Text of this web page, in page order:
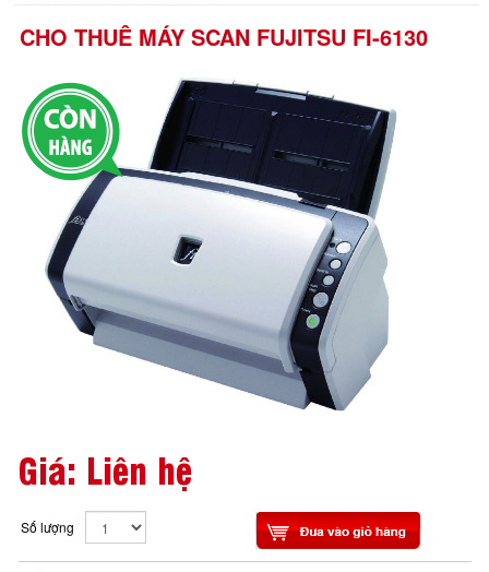
CHO THUÊ MÁY SCAN FUJITSU FI-6130
Giá: Liên hệ
Số lượng